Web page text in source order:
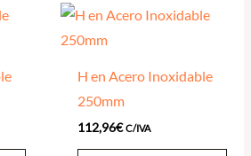
H en Acero Inoxidable
250mm
112,96€ C/IVA